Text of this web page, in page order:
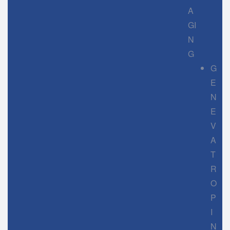
A
GI
N
G
G
E
N
E
V
A
T
R
O
P
I
N